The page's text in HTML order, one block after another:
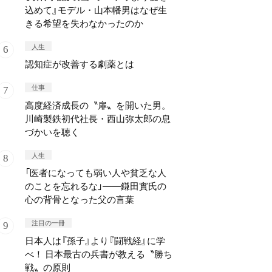
込めて』モデル・山本幡男はなぜ生
きる希望を失わなかったのか
人生
認知症が改善する劇薬とは
仕事
高度経済成長の〝扉〟を開いた男。
川崎製鉄初代社長・西山弥太郎の息
づかいを聴く
人生
「医者になっても弱い人や貧乏な人
のことを忘れるな」——鎌田實氏の
心の背骨となった父の言葉
注目の一冊
日本人は『孫子』より『闘戦経』に学
べ！ 日本最古の兵書が教える〝勝ち
戦〟の原則